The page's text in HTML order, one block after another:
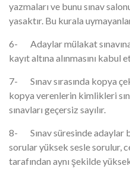
yazmaları ve bunu sınav
yasaktır. Bu kurala
6- Adaylar mülakat
kayıt altına alınmasını kabul
7- Sınav sırasında kopya
kopya verenlerin kimlikleri
sınavları geçersiz sayılır.
8- Sınav süresinde adaylar
sorular yüksek sesle sorulur,
tarafından aynı şekilde